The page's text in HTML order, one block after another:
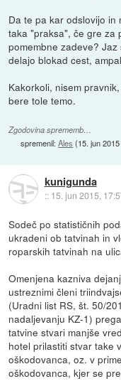
Da te pa kar odslovijo in
taka "praksa", če gre za
pomembne zadeve?
delajo blokad cest,
Kakorkoli, nisem
bere tole temo.
Zgodovina sprememb…
spremenil:Ales (15. jun
kunigunda
:: 15. jun 2015,
Sodeč po statističnih
ukradeni ob tatvinah in
roparskih tatvinah na
Omenjena kazniva
ustreznimi členi
(Uradni list RS, št. 50/
nadaljevanju KZ-1)
tatvine stvari manjše
hotel prilastiti stvar take
oškodovanca, oz. v
oškodovanca, kjer se